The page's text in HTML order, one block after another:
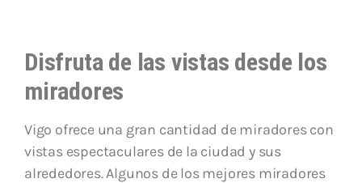
Disfruta de las vistas desde los
miradores
Vigo ofrece una gran cantidad de miradores con
vistas espectaculares de la ciudad y sus
alrededores. Algunos de los mejores miradores